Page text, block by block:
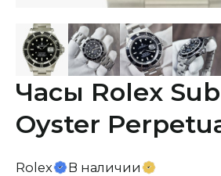
Часы Rolex
Oyster
Rolex В наличии